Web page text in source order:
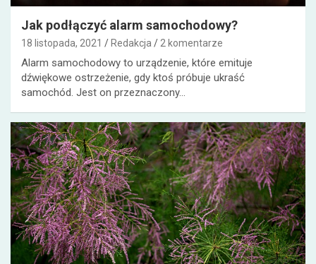
Jak podłączyć alarm samochodowy?
18 listopada, 2021 Redakcja 2 komentarze
Alarm samochodowy to urządzenie, które emituje
dźwiękowe ostrzeżenie, gdy ktoś próbuje ukraść
samochód. Jest on przeznaczony…